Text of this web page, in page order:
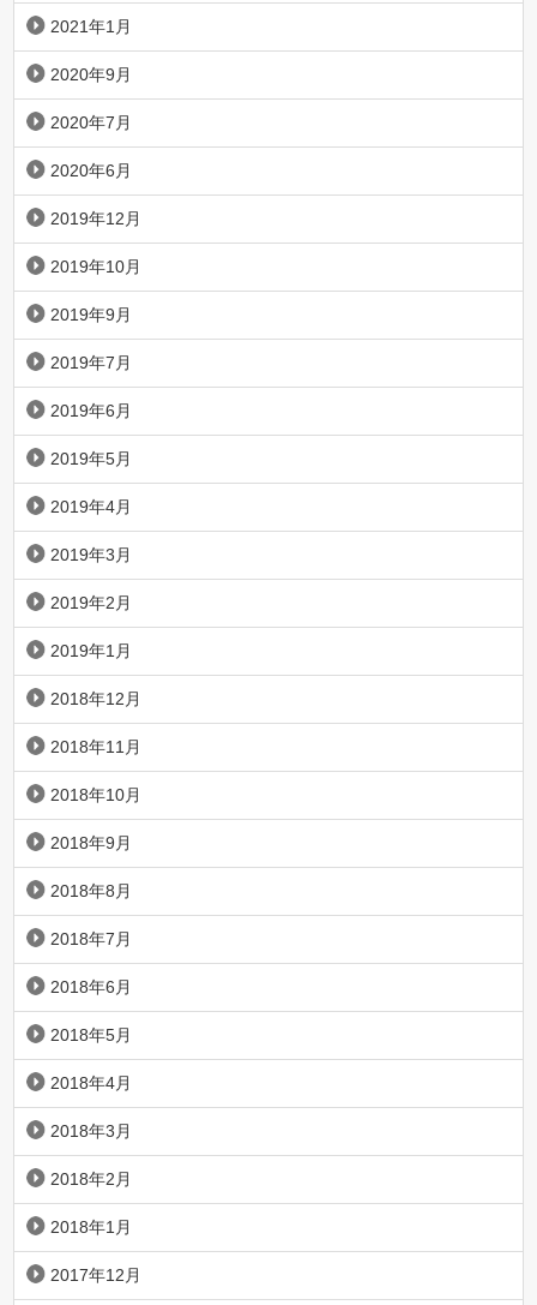
2021年1月
2020年9月
2020年7月
2020年6月
2019年12月
2019年10月
2019年9月
2019年7月
2019年6月
2019年5月
2019年4月
2019年3月
2019年2月
2019年1月
2018年12月
2018年11月
2018年10月
2018年9月
2018年8月
2018年7月
2018年6月
2018年5月
2018年4月
2018年3月
2018年2月
2018年1月
2017年12月